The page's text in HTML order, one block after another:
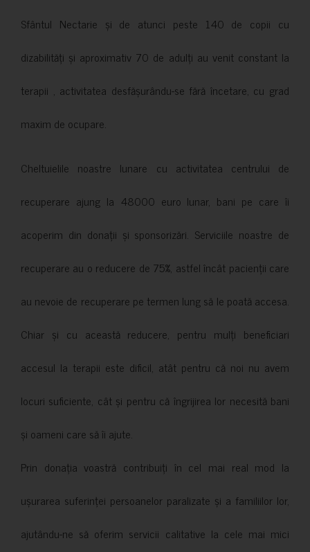
Sfântul Nectarie și de atunci peste 140 de copii cu
dizabilități și aproximativ 70 de adulți au venit constant la
terapii , activitatea desfășurându-se fără încetare, cu grad
maxim de ocupare.
Cheltuielile noastre lunare cu activitatea centrului de
recuperare ajung la 48000 euro lunar, bani pe care îi
acoperim din donații și sponsorizări. Serviciile noastre de
recuperare au o reducere de 75%, astfel încât pacienții care
au nevoie de recuperare pe termen lung să le poată accesa.
Chiar și cu această reducere, pentru mulți beneficiari
accesul la terapii este dificil, atât pentru că noi nu avem
locuri suficiente, cât și pentru că îngrijirea lor necesită bani
și oameni care să îi ajute.
Prin donația voastră contribuiți în cel mai real mod la
ușurarea suferinței persoanelor paralizate și a familiilor lor,
ajutându-ne să oferim servicii calitative la cele mai mici